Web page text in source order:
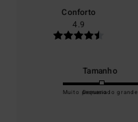
Conforto
4.9
Tamanho
Muito pequeno
Demasiado grande